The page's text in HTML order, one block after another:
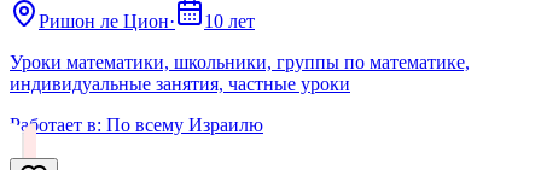
Ришон ле Цион·
10 лет
Уроки математики, школьники, группы по математике,
индивидуальные занятия, частные уроки
Работает в: По всему Израилю